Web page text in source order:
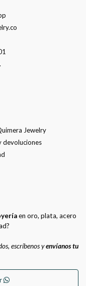
Jewelry
devoluciones
en oro, plata, acero
escríbenos yenvíanos tu